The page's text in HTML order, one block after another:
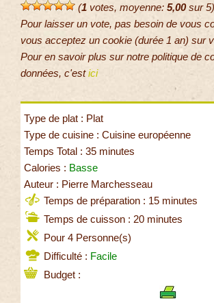
(1 votes, moyenne: 5,00sur 5)
Pour laisser un vote, pas besoin de vous
vous acceptez un cookie (durée 1 an) sur
Pour en savoir plus sur notre politique de
données, c'estici
Type de plat : Plat
Type de cuisine : Cuisine européenne
Temps Total : 35 minutes
Calories : Basse
Auteur : Pierre Marchesseau
Temps de préparation : 15 minutes
Temps de cuisson : 20 minutes
Pour 4 Personne(s)
Difficulté : Facile
Budget :